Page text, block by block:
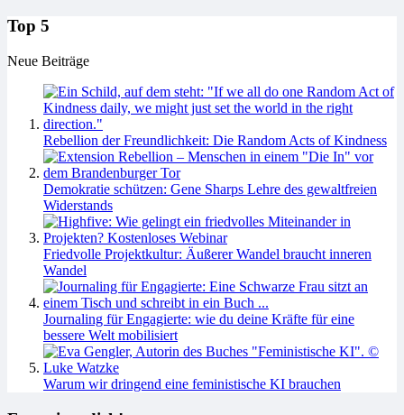
Top 5
Neue Beiträge
Rebellion der Freundlichkeit: Die Random Acts of Kindness
Demokratie schützen: Gene Sharps Lehre des gewaltfreien
Widerstands
Friedvolle Projektkultur: Äußerer Wandel braucht inneren
Wandel
Journaling für Engagierte: wie du deine Kräfte für eine
bessere Welt mobilisiert
Warum wir dringend eine feministische KI brauchen